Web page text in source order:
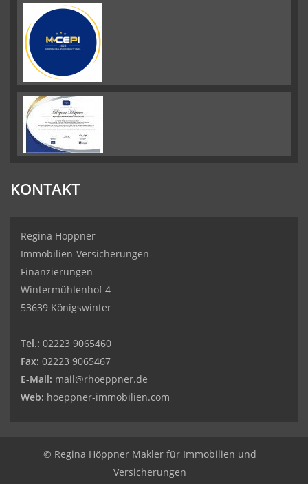
KONTAKT
Regina Höppner
Immobilien-Versicherungen-
Finanzierungen
Wintermühlenhof 4
53639 Königswinter
Tel.: 02223 9065460
Fax: 02223 9065467
E-Mail: mail@rhoeppner.de
Web: hoeppner-immobilien.com
© Regina Höppner Makler für Immobilien und
Versicherungen